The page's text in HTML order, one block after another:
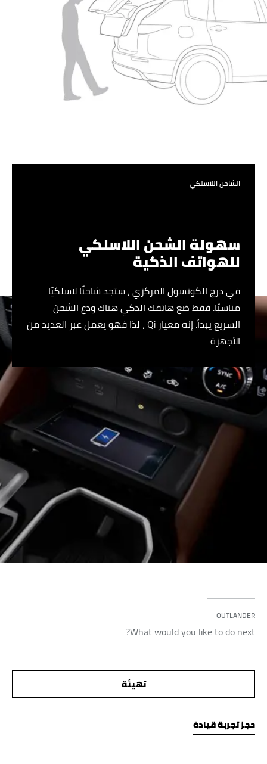
الشاحن اللاسلكي
سهولة الشحن اللاسلكي
للهواتف الذكية
في درج الكونسول المركزي ، ستجد شاحنًا لاسلكيًا
مناسبًا. فقط ضع هاتفك الذكي هناك ودع الشحن
السريع يبدأ. إنه معيار Qi ، لذا فهو يعمل عبر العديد من
الأجهزة
OUTLANDER
What would you like to do next?
تهيئة
حجز تجربة قيادة